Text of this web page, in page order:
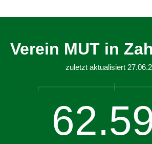
Verein MUT in
zuletzt aktualisiert